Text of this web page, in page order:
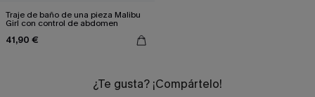
Traje de baño de una pieza Malibu
Girl con control de abdomen
41,90 €
¿Te gusta? ¡Compártelo!